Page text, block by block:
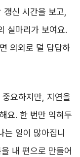
신 시간을 보고,
실마리가 보여요.
의외로 덜 답답하
요하지만, 지연을
요. 한 번만 익혀두
는 일이 많아집니
내 편으로 만들어